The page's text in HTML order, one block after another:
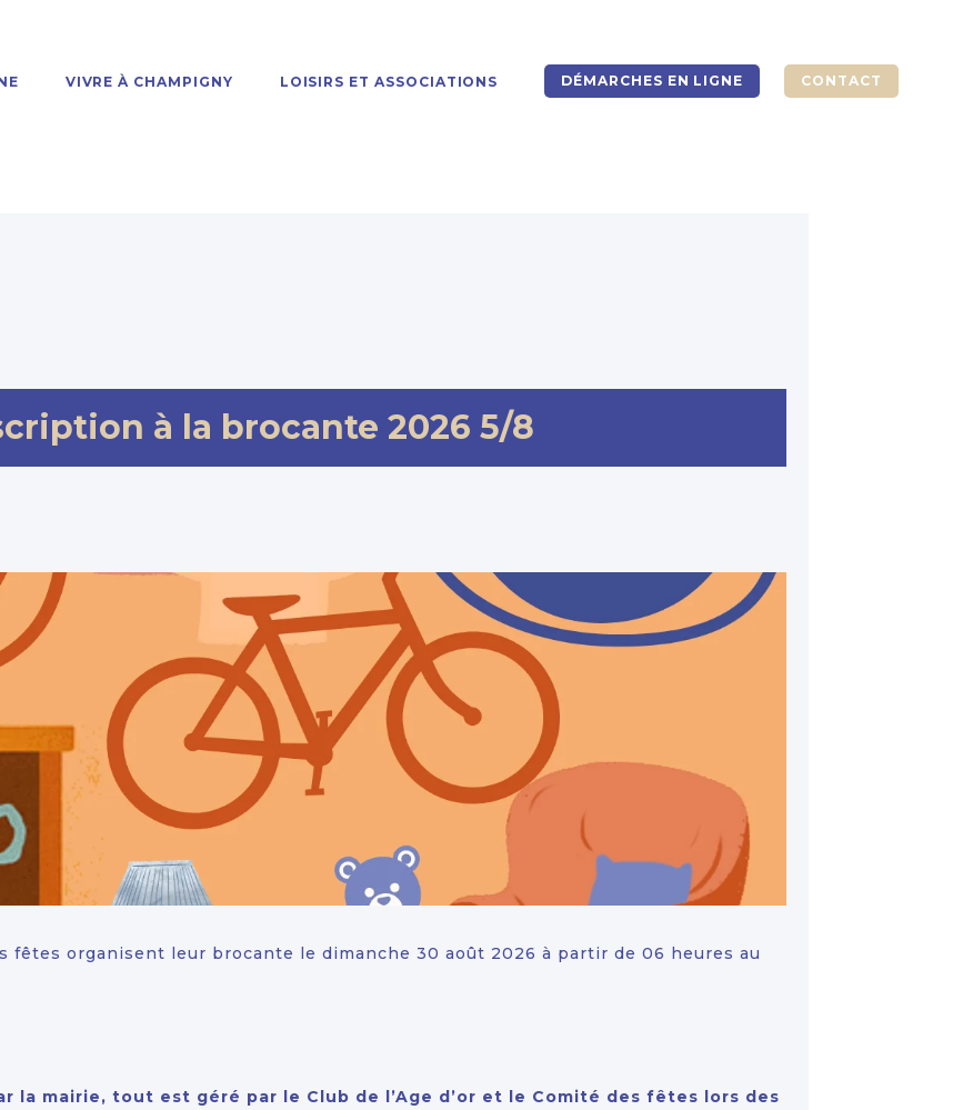
VIVRE À CHAMPIGNY LOISIRS ET ASSOCIATIONS DÉMARCHES EN LIGNE CONTACT
à la brocante 2026 5/8
fêtes organisent leur brocante le dimanche 30 août 2026 à partir de 06 heures au
la mairie, tout est géré par le Club de l’Age d’or et le Comité des fêtes lors des